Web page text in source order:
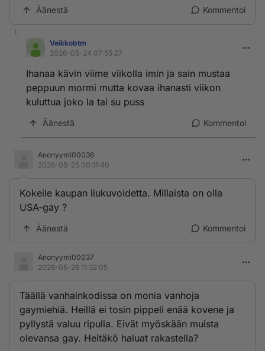
Äänestä Kommentoi
Veikkobtm
2026-05-24 07:55:27
Ihanaa kävin viime viikolla imin ja sain mustaa
peppuun mormi mutta kovaa ihanasti viikon
kuluttua joko la tai su puss
Äänestä Kommentoi
Anonyymi00036
2026-05-25 00:11:40
Kokeile kaupan liukuvoidetta. Millaista on olla
USA-gay ?
Äänestä Kommentoi
Anonyymi00037
2026-05-26 11:32:05
Täällä vanhainkodissa on monia vanhoja
gaymiehiä. Heillä ei tosin pippeli enää kovene ja
pyllystä valuu ripulia. Eivät myöskään muista
olevansa gay. Heitäkö haluat rakastella?